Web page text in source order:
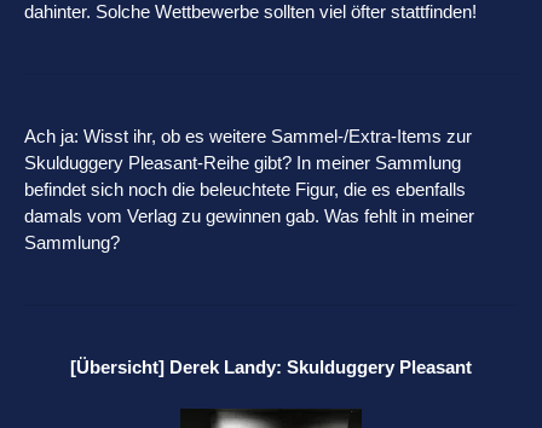
dahinter. Solche Wettbewerbe sollten viel öfter stattfinden!
Ach ja: Wisst ihr, ob es weitere Sammel-/Extra-Items zur
Skulduggery Pleasant-Reihe gibt? In meiner Sammlung
befindet sich noch die beleuchtete Figur, die es ebenfalls
damals vom Verlag zu gewinnen gab. Was fehlt in meiner
Sammlung?
[Übersicht] Derek Landy: Skulduggery Pleasant